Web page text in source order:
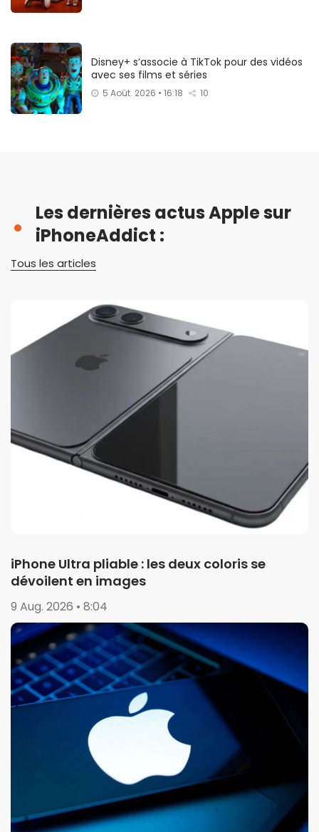
Disney+ s’associe à TikTok pour des vidéos
avec ses films et séries
5 Août. 2026 • 16:18 10
Les dernières actus Apple sur
iPhoneAddict :
Tous les articles
iPhone Ultra pliable : les deux coloris se
dévoilent en images
9 Aug. 2026 • 8:04